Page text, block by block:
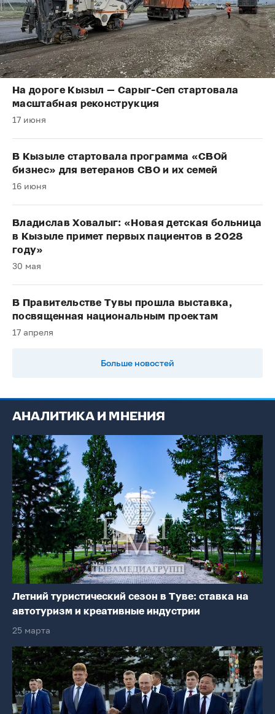
На дороге Кызыл — Сарыг-Сеп стартовала
масштабная реконструкция
17 июня
В Кызыле стартовала программа «СВОй
бизнес» для ветеранов СВО и их семей
16 июня
Владислав Ховалыг: «Новая детская больница
в Кызыле примет первых пациентов в 2028
году»
30 мая
В Правительстве Тувы прошла выставка,
посвященная национальным проектам
17 апреля
Больше новостей
АНАЛИТИКА И МНЕНИЯ
Летний туристический сезон в Туве: ставка на
автотуризм и креативные индустрии
25 марта